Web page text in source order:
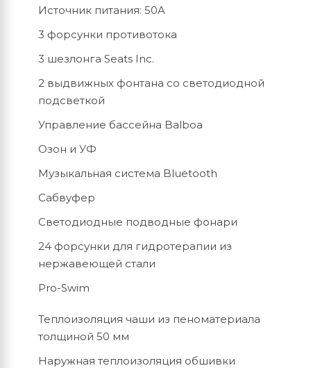
Источник питания: 50A
3 форсунки противотока
3 шезлонга Seats Inc.
2 выдвижных фонтана со светодиодной
подсветкой
Управление бассейна Balboa
Озон и УФ
Музыкальная система Bluetooth
Сабвуфер
Светодиодные подводные фонари
24 форсунки для гидротерапии из
нержавеющей стали
Pro-Swim
Теплоизоляция чаши из пеноматериала
толщиной 50 мм
Наружная теплоизоляция обшивки